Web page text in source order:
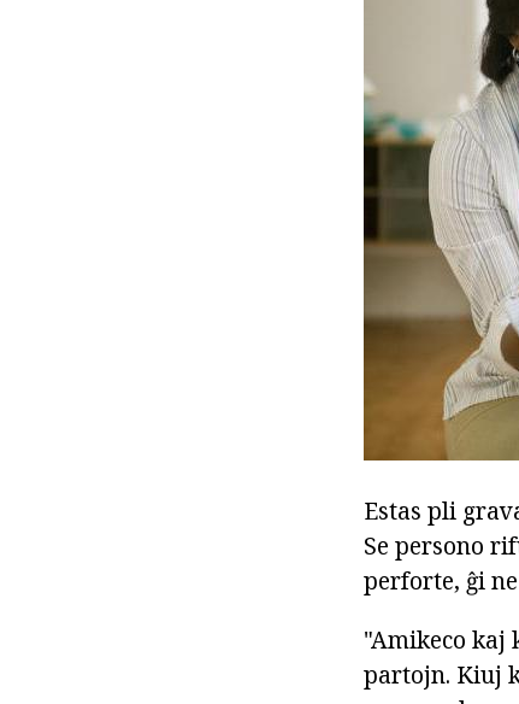
Estas pli
Se persono
perforte, ĝi
"Amikeco kaj
partojn. Kiuj